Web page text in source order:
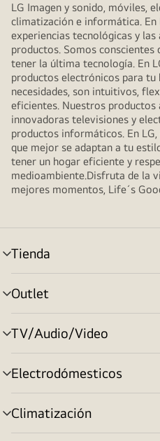
LG Imagen y sonido, móviles,
climatización e informática. En
experiencias tecnológicas y
productos. Somos conscientes
tener la última tecnología. En
productos electrónicos para tu
necesidades, son intuitivos,
eficientes. Nuestros productos
innovadoras televisiones y
productos informáticos. En
que mejor se adaptan a tu
tener un hogar eficiente y
medioambiente.Disfruta de la
mejores momentos, Life´s
Tienda
Alternar
menú
Outlet
Alternar
menú
TV/Audio/Video
Alternar
menú
Electrodómesticos
Alternar
menú
Climatización
Alternar
menú